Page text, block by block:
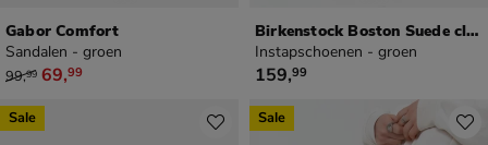
Gabor Comfort
Sandalen - groen
van € 99,99 voor € 69,99
99,99 69,99
Birkenstock Boston Suede clog
Instapschoenen - groen
€ 159,99
159,99
Sale Sale